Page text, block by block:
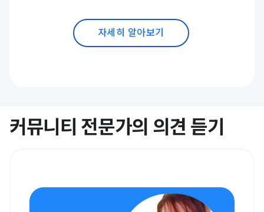
자세히 알아보기
커뮤니티 전문가의 의견 듣기